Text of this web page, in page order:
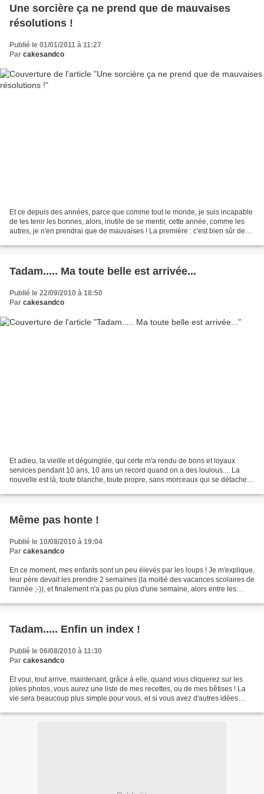
Une sorcière ça ne prend que de mauvaises
résolutions !
Publié le 01/01/2011 à 11:27
Par cakesandco
Et ce depuis des années, parce que comme tout le monde, je suis incapable
de les tenir les bonnes, alors, inutile de se mentir, cette année, comme les
autres, je n'en prendrai que de mauvaises ! La première : c'est bien sûr de
Tadam..... Ma toute belle est arrivée...
Publié le 22/09/2010 à 18:50
Par cakesandco
Et adieu, la vieille et déguinglée, qui certe m'a rendu de bons et loyaux
services pendant 10 ans, 10 ans un record quand on a des loulous.... La
nouvelle est là, toute blanche, toute propre, sans morceaux qui se détachent,
Même pas honte !
Publié le 10/08/2010 à 19:04
Par cakesandco
En ce moment, mes enfants sont un peu élevés par les loups ! Je m'explique,
leur père devait les prendre 2 semaines (la moitié des vacances scolaires de
l'année ;-)), et finalement n'a pas pu plus d'une semaine, alors entre les
Tadam..... Enfin un index !
Publié le 06/08/2010 à 11:30
Par cakesandco
Et voui, tout arrive, maintenant, grâce à elle, quand vous cliquerez sur les
jolies photos, vous aurez une liste de mes recettes, ou de mes bêtises ! La
vie sera beaucoup plus simple pour vous, et si vous avez d'autres idées